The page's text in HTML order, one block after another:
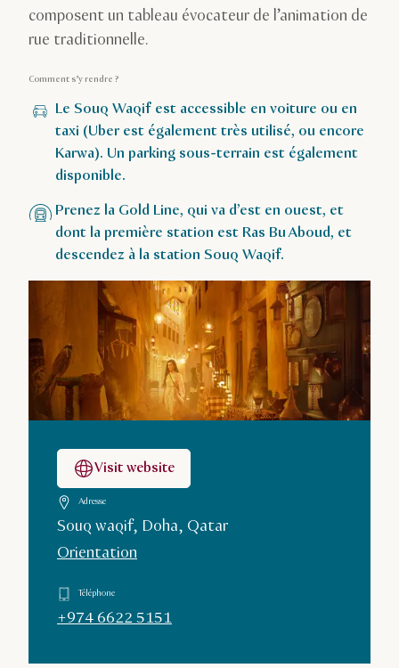
composent un tableau évocateur de l’animation de
rue traditionnelle.
Comment s’y rendre ?
Le Souq Waqif est accessible en voiture ou en
taxi (Uber est également très utilisé, ou encore
Karwa). Un parking sous-terrain est également
disponible.
Prenez la Gold Line, qui va d’est en ouest, et
dont la première station est Ras Bu Aboud, et
descendez à la station Souq Waqif.
Visit website
Adresse
Souq waqif, Doha, Qatar
Orientation
Téléphone
+974 6622 5151